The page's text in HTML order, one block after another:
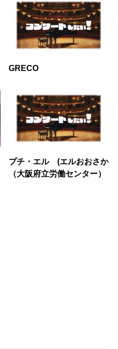
GRECO
プチ・エル (エルおおさか
（大阪府立労働センター）